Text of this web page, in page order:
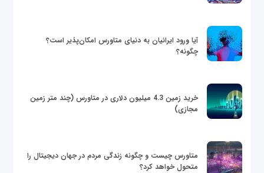
آیا ورود ایرانیان به دنیای متاورس امکان‌پذیر است؟
چگونه؟
خرید زمین 4.3 میلیون دلاری در متاورس (چند متر زمین
مجازی)
متاورس چیست و چگونه زندگی مردم در جهان دیجیتال را
متحول خواهد کرد؟